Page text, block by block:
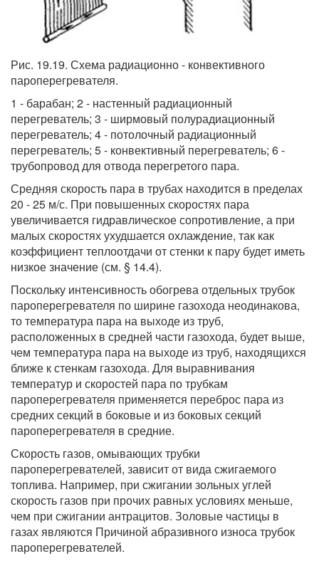
Рис. 19.19. Схема радиационно - конвективного
пароперегревателя.
1 - барабан; 2 - настенный радиационный
перегреватель; 3 - ширмовый полурадиационный
перегреватель; 4 - потолочный радиационный
перегреватель; 5 - конвективный перегреватель; 6 -
трубопровод для отвода перегретого пара.
Средняя скорость пара в трубах находится в пределах
20 - 25 м/с. При повышенных скоростях пара
увеличивается гидравлическое сопротивление, а при
малых скоростях ухудшается охлаждение, так как
коэффициент теплоотдачи от стенки к пару будет иметь
низкое значение (см. § 14.4).
Поскольку интенсивность обогрева отдельных трубок
пароперегревателя по ширине газохода неодинакова,
то температура пара на выходе из труб,
расположенных в средней части газохода, будет выше,
чем температура пара на выходе из труб, находящихся
ближе к стенкам газохода. Для выравнивания
температур и скоростей пара по трубкам
пароперегревателя применяется переброс пара из
средних секций в боковые и из боковых секций
пароперегревателя в средние.
Скорость газов, омывающих трубки
пароперегревателей, зависит от вида сжигаемого
топлива. Например, при сжигании зольных углей
скорость газов при прочих равных условиях меньше,
чем при сжигании антрацитов. Золовые частицы в
газах являются Причиной абразивного износа трубок
пароперегревателей.